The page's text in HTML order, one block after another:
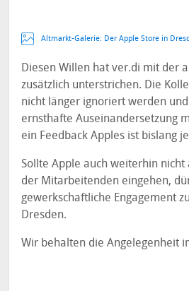
Altmarkt-Galerie: Der Apple Store in
Diesen Willen hat ver.di mit der
zusätzlich unterstrichen. Die
nicht länger ignoriert werden
ernsthafte Auseinandersetzung
ein Feedback Apples ist bislang
Sollte Apple auch weiterhin
der Mitarbeitenden eingehen,
gewerkschaftliche Engagement
Dresden.
Wir behalten die Angelegenheit